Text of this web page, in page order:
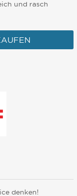
und rasch
denken!